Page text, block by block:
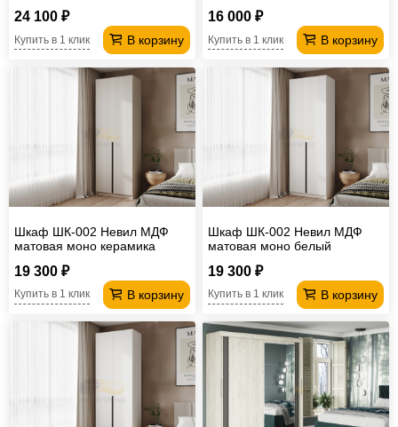
24 100 ₽
В корзину
Купить в 1 клик
16 000 ₽
В корзину
Купить в 1 клик
Шкаф ШК-002 Невил МДФ
матовая моно керамика
19 300 ₽
В корзину
Купить в 1 клик
Шкаф ШК-002 Невил МДФ
матовая моно белый
19 300 ₽
В корзину
Купить в 1 клик